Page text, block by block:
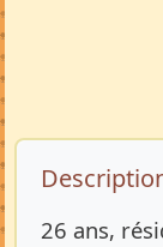
26 ans,